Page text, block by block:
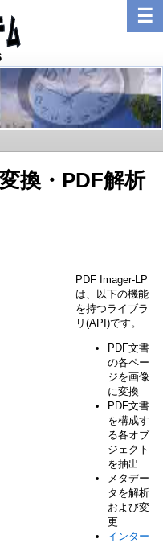
☰
換・PDF解析
PDF Imager-LP
は、以下の機能
を持つライブラ
リ(API)です。
PDF文書
の各ペー
ジを画像
に変換
PDF文書
を構成す
る各オブ
ジェクト
を抽出
メタデー
タを解析
および変
更
インター